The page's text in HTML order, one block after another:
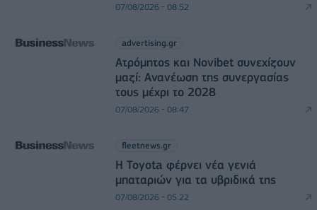
07/08/2026 - 08:52
advertising.gr
Ατρόμητος και Novibet συνεχίζουν
μαζί: Ανανέωση της συνεργασίας
τους μέχρι το 2028
07/08/2026 - 08:47
fleetnews.gr
Η Toyota φέρνει νέα γενιά
μπαταριών για τα υβριδικά της
07/08/2026 - 05:22